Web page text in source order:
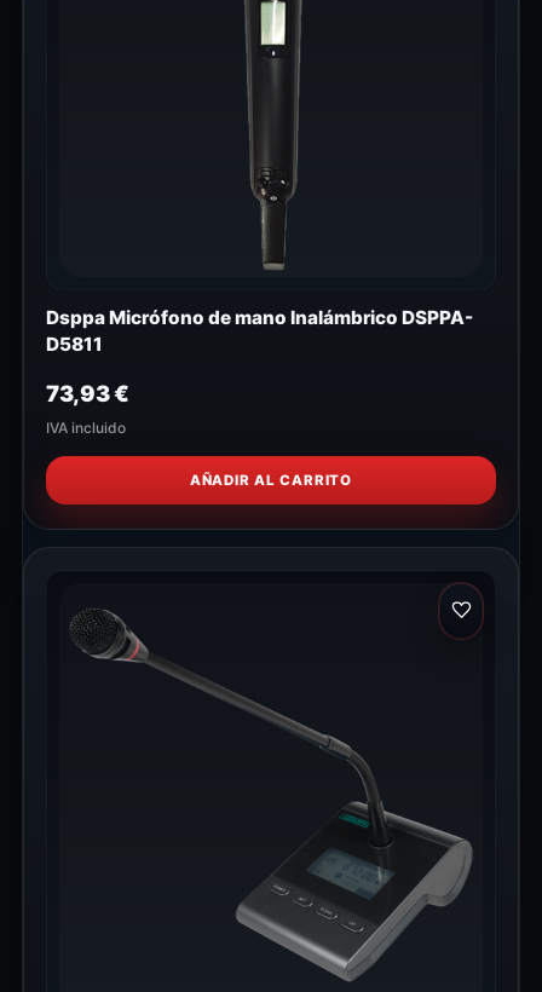
Dsppa Micrófono de mano Inalámbrico DSPPA-
D5811
73,93€
IVA incluido
AÑADIR AL CARRITO